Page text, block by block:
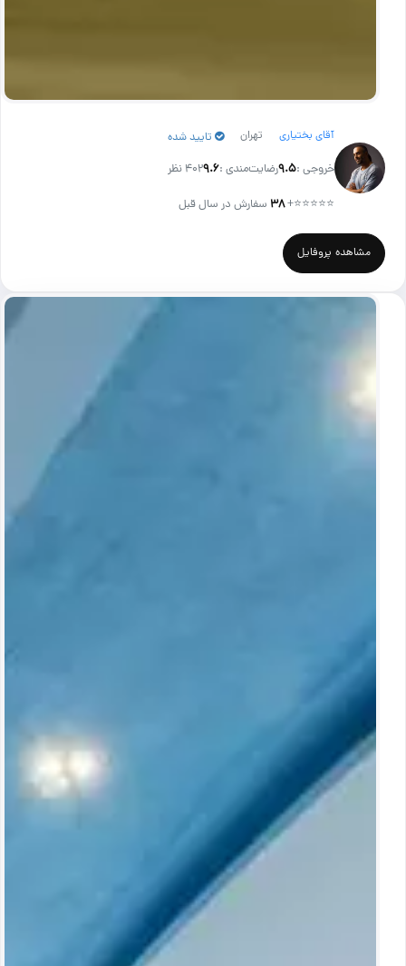
آقای بختیاری تهران تایید شده
خروجی :۹.۵رضایت‌مندی :۹.۶402 نظر
⭐⭐⭐⭐⭐
+۳۸ سفارش در سال قبل
مشاهده پروفایل